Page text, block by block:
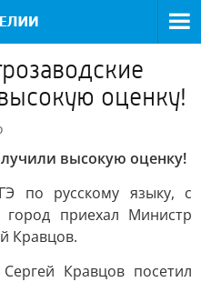
оценку!
высокую оценку!
по русскому языку, с
приехал Министр
Кравцов.
Кравцов посетил